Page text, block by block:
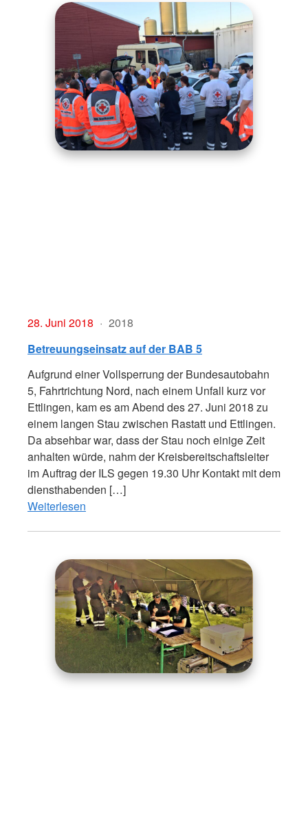
28. Juni 2018
2018
Betreuungseinsatz auf der BAB 5
Aufgrund einer Vollsperrung der Bundesautobahn
5, Fahrtrichtung Nord, nach einem Unfall kurz vor
Ettlingen, kam es am Abend des 27. Juni 2018 zu
einem langen Stau zwischen Rastatt und Ettlingen.
Da absehbar war, dass der Stau noch einige Zeit
anhalten würde, nahm der Kreisbereitschaftsleiter
im Auftrag der ILS gegen 19.30 Uhr Kontakt mit dem
diensthabenden […]
Weiterlesen